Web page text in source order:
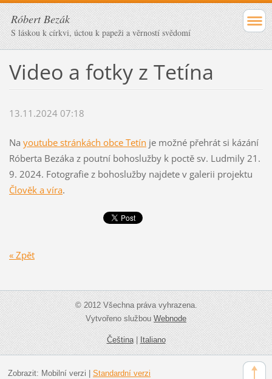
Róbert Bezák
S láskou k církvi, úctou k papeži a věrností svědomí
Video a fotky z Tetína
13.11.2024 07:18
Na youtube stránkách obce Tetín je možné přehrát si kázání
Róberta Bezáka z poutní bohoslužby k poctě sv. Ludmily 21.
9. 2024. Fotografie z bohoslužby najdete v galerii projektu
Člověk a víra.
« Zpět
© 2012 Všechna práva vyhrazena.
Vytvořeno službouWebnode
Čeština|Italiano
Zobrazit: Mobilní verzi Standardní verzi